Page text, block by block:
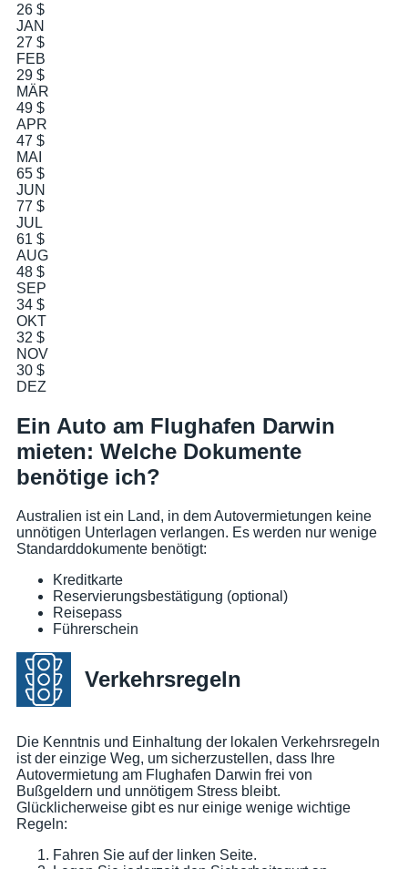
26 $
JAN
27 $
FEB
29 $
MÄR
49 $
APR
47 $
MAI
65 $
JUN
77 $
JUL
61 $
AUG
48 $
SEP
34 $
OKT
32 $
NOV
30 $
DEZ
Ein Auto am Flughafen Darwin
mieten: Welche Dokumente
benötige ich?
Australien ist ein Land, in dem Autovermietungen keine
unnötigen Unterlagen verlangen. Es werden nur wenige
Standarddokumente benötigt:
Kreditkarte
Reservierungsbestätigung (optional)
Reisepass
Führerschein
Verkehrsregeln
Die Kenntnis und Einhaltung der lokalen Verkehrsregeln
ist der einzige Weg, um sicherzustellen, dass Ihre
Autovermietung am Flughafen Darwin frei von
Bußgeldern und unnötigem Stress bleibt.
Glücklicherweise gibt es nur einige wenige wichtige
Regeln:
Fahren Sie auf der linken Seite.